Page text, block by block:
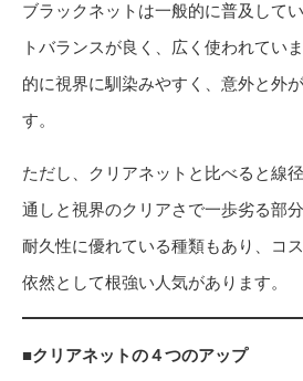
ブラックネットは一般的に普及して
トバランスが良く、広く使われてい
的に視界に馴染みやすく、意外と外
す。
ただし、クリアネットと比べると線
通しと視界のクリアさで一歩劣る部
耐久性に優れている種類もあり、コ
依然として根強い人気があります。
■クリアネットの４つのアップ